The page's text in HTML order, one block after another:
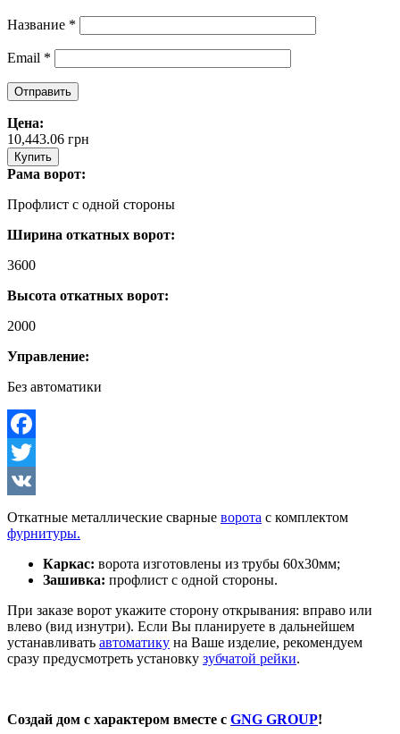
Название *
Email *
Цена:
10,443.06 грн
Купить
Рама ворот:
Профлист с одной стороны
Ширина откатных ворот:
3600
Высота откатных ворот:
2000
Управление:
Без автоматики
Facebook
Twitter
VK
Откатные металлические сварные ворота с комплектом
фурнитуры.
Каркас: ворота изготовлены из трубы 60х30мм;
Зашивка: профлист с одной стороны.
При заказе ворот укажите сторону открывания: вправо или
влево (вид изнутри). Если Вы планируете в дальнейшем
устанавливать автоматику на Ваше изделие, рекомендуем
сразу предусмотреть установку зубчатой рейки.
Создай дом с характером вместе с GNG GROUP!